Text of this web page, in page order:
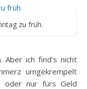
zu früh.
Aber ich find’s nicht
umgekrempelt
oder nur fürs Geld